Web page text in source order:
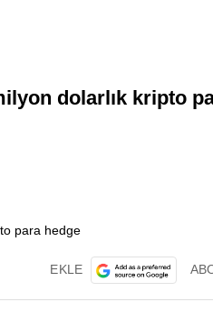
dolarlık kripto
EKLE